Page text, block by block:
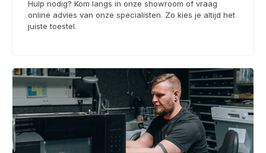
Hulp nodig? Kom langs in onze showroom of vraag
online advies van onze specialisten. Zo kies je altijd het
juiste toestel.